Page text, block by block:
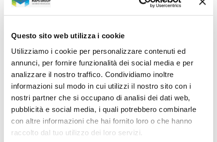
Questo sito web utilizza i cookie
Utilizziamo i cookie per personalizzare contenuti ed
annunci, per fornire funzionalità dei social media e per
analizzare il nostro traffico. Condividiamo inoltre
informazioni sul modo in cui utilizzi il nostro sito con i
nostri partner che si occupano di analisi dei dati web,
pubblicità e social media, i quali potrebbero combinarle
con altre informazioni che hai fornito loro o che hanno
raccolto dal tuo utilizzo dei loro servizi.
ROSA GRIMALDI
Consigliere indipendente
CV
Collegio Sindacale
Il Collegio Sindacale, nominato dall’assemblea del 24